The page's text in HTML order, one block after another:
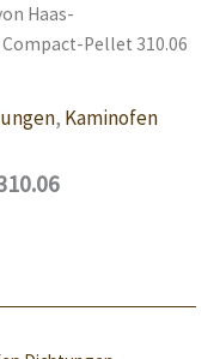
Haas-
Compact-Pellet 310.06
, Kaminofen